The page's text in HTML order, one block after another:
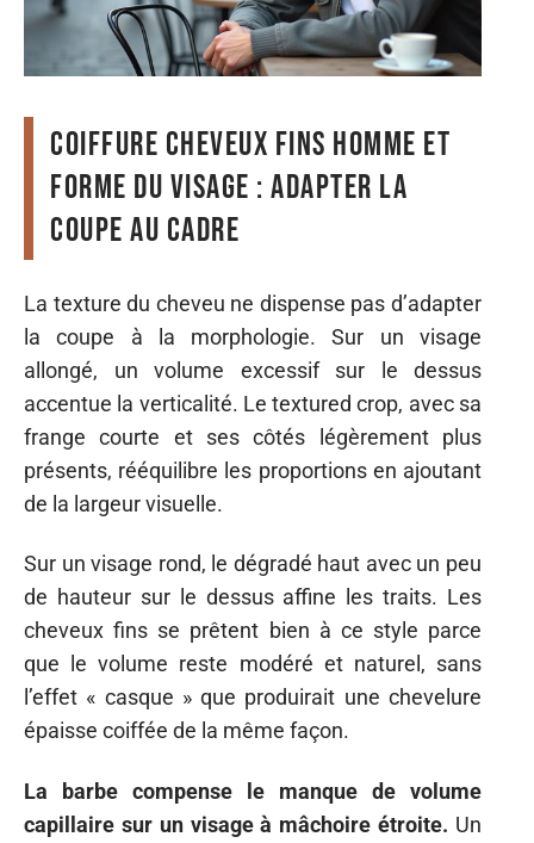
Coiffure cheveux fins homme et
forme du visage : adapter la
coupe au cadre
La texture du cheveu ne dispense pas d’adapter
la coupe à la morphologie. Sur un visage
allongé, un volume excessif sur le dessus
accentue la verticalité. Le textured crop, avec sa
frange courte et ses côtés légèrement plus
présents, rééquilibre les proportions en ajoutant
de la largeur visuelle.
Sur un visage rond, le dégradé haut avec un peu
de hauteur sur le dessus affine les traits. Les
cheveux fins se prêtent bien à ce style parce
que le volume reste modéré et naturel, sans
l’effet « casque » que produirait une chevelure
épaisse coiffée de la même façon.
La barbe compense le manque de volume
capillaire sur un visage à mâchoire étroite. Un